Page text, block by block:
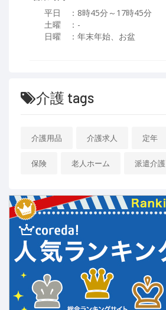
平日 ：8時45分～17時45分
土曜 ：-
日曜 ：年末年始、お盆
介護 tags
介護用品 介護求人 定年
保険 老人ホーム 派遣介護